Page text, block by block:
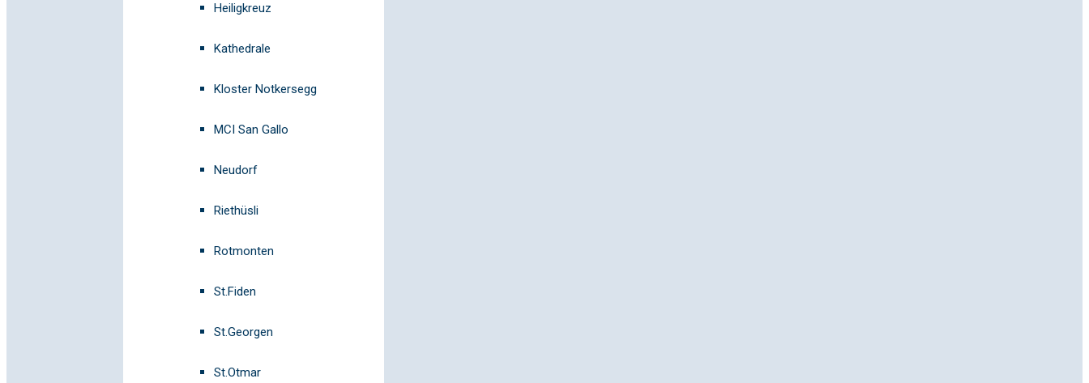
Heiligkreuz
Kathedrale
Kloster Notkersegg
MCI San Gallo
Neudorf
Riethüsli
Rotmonten
St.Fiden
St.Georgen
St.Otmar